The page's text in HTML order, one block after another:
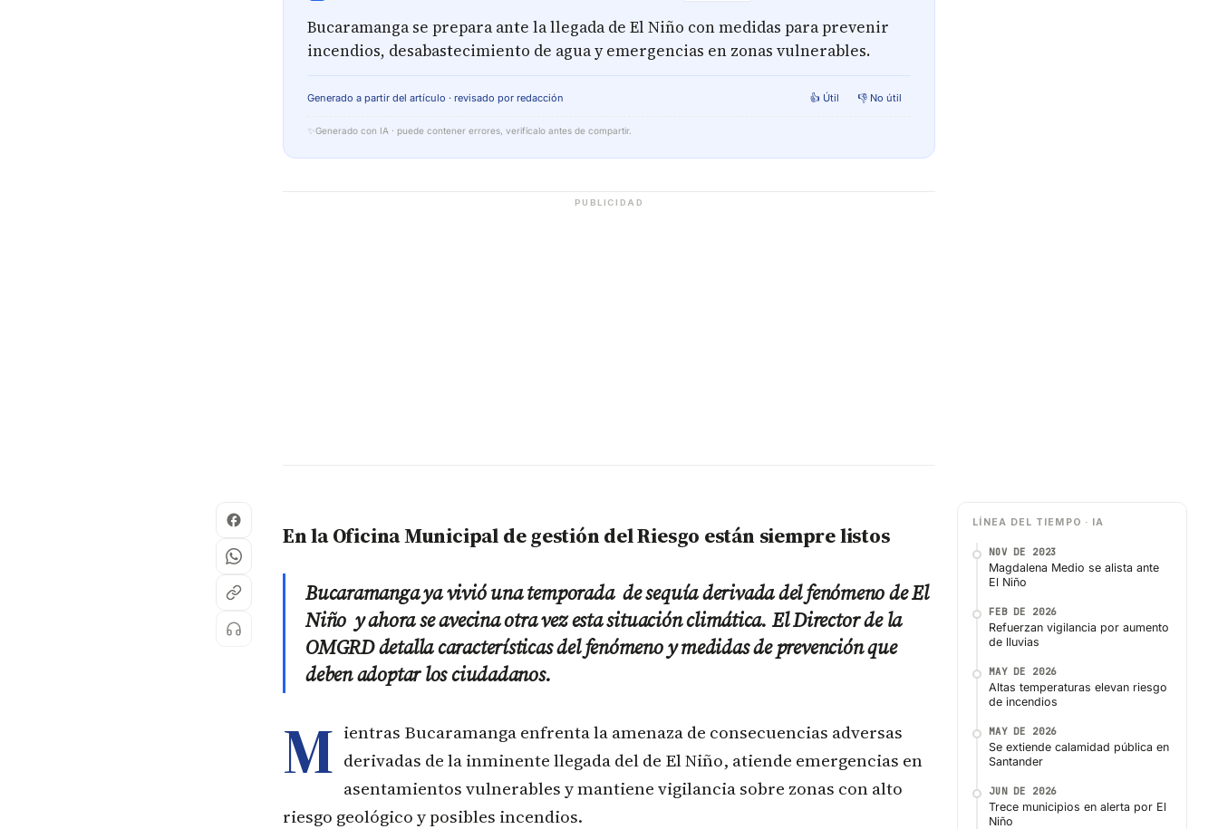
Bucaramanga se prepara ante la llegada de El Niño con medidas para prevenir
incendios, desabastecimiento de agua y emergencias en zonas vulnerables.
Generado a partir del artículo · revisado por redacción 👍 Útil 👎 No útil
✨ Generado con IA · puede contener errores, verifícalo antes de compartir.
PUBLICIDAD
En la Oficina Municipal de gestión del Riesgo están siempre listos
Bucaramanga ya vivió una temporada de sequía derivada del fenómeno de El
Niño y ahora se avecina otra vez esta situación climática. El Director de la
OMGRD detalla características del fenómeno y medidas de prevención que
deben adoptar los ciudadanos.
M ientras Bucaramanga enfrenta la amenaza de consecuencias adversas
derivadas de la inminente llegada del de El Niño, atiende emergencias en
asentamientos vulnerables y mantiene vigilancia sobre zonas con alto
riesgo geológico y posibles incendios.
LÍNEA DEL TIEMPO · IA
NOV DE 2023
Magdalena Medio se alista ante
El Niño
FEB DE 2026
Refuerzan vigilancia por aumento
de lluvias
MAY DE 2026
Altas temperaturas elevan riesgo
de incendios
MAY DE 2026
Se extiende calamidad pública en
Santander
JUN DE 2026
Trece municipios en alerta por El
Niño